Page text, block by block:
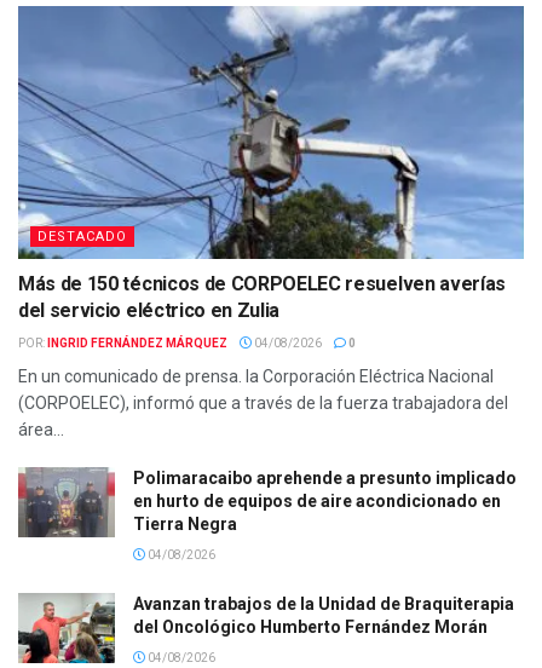
DESTACADO
Más de 150 técnicos de CORPOELEC resuelven averías
del servicio eléctrico en Zulia
POR: INGRID FERNÁNDEZ MÁRQUEZ 04/08/2026 0
En un comunicado de prensa. la Corporación Eléctrica Nacional
(CORPOELEC), informó que a través de la fuerza trabajadora del
área...
Polimaracaibo aprehende a presunto implicado
en hurto de equipos de aire acondicionado en
Tierra Negra
04/08/2026
Avanzan trabajos de la Unidad de Braquiterapia
del Oncológico Humberto Fernández Morán
04/08/2026